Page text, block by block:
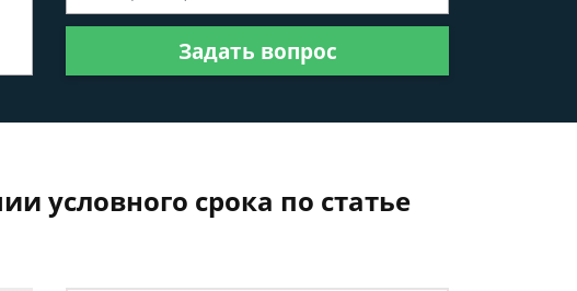
Задать вопрос
условного срока по статье